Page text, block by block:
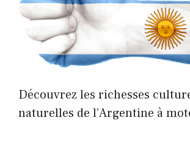
Découvrez les richesses
naturelles de l’Argentine à